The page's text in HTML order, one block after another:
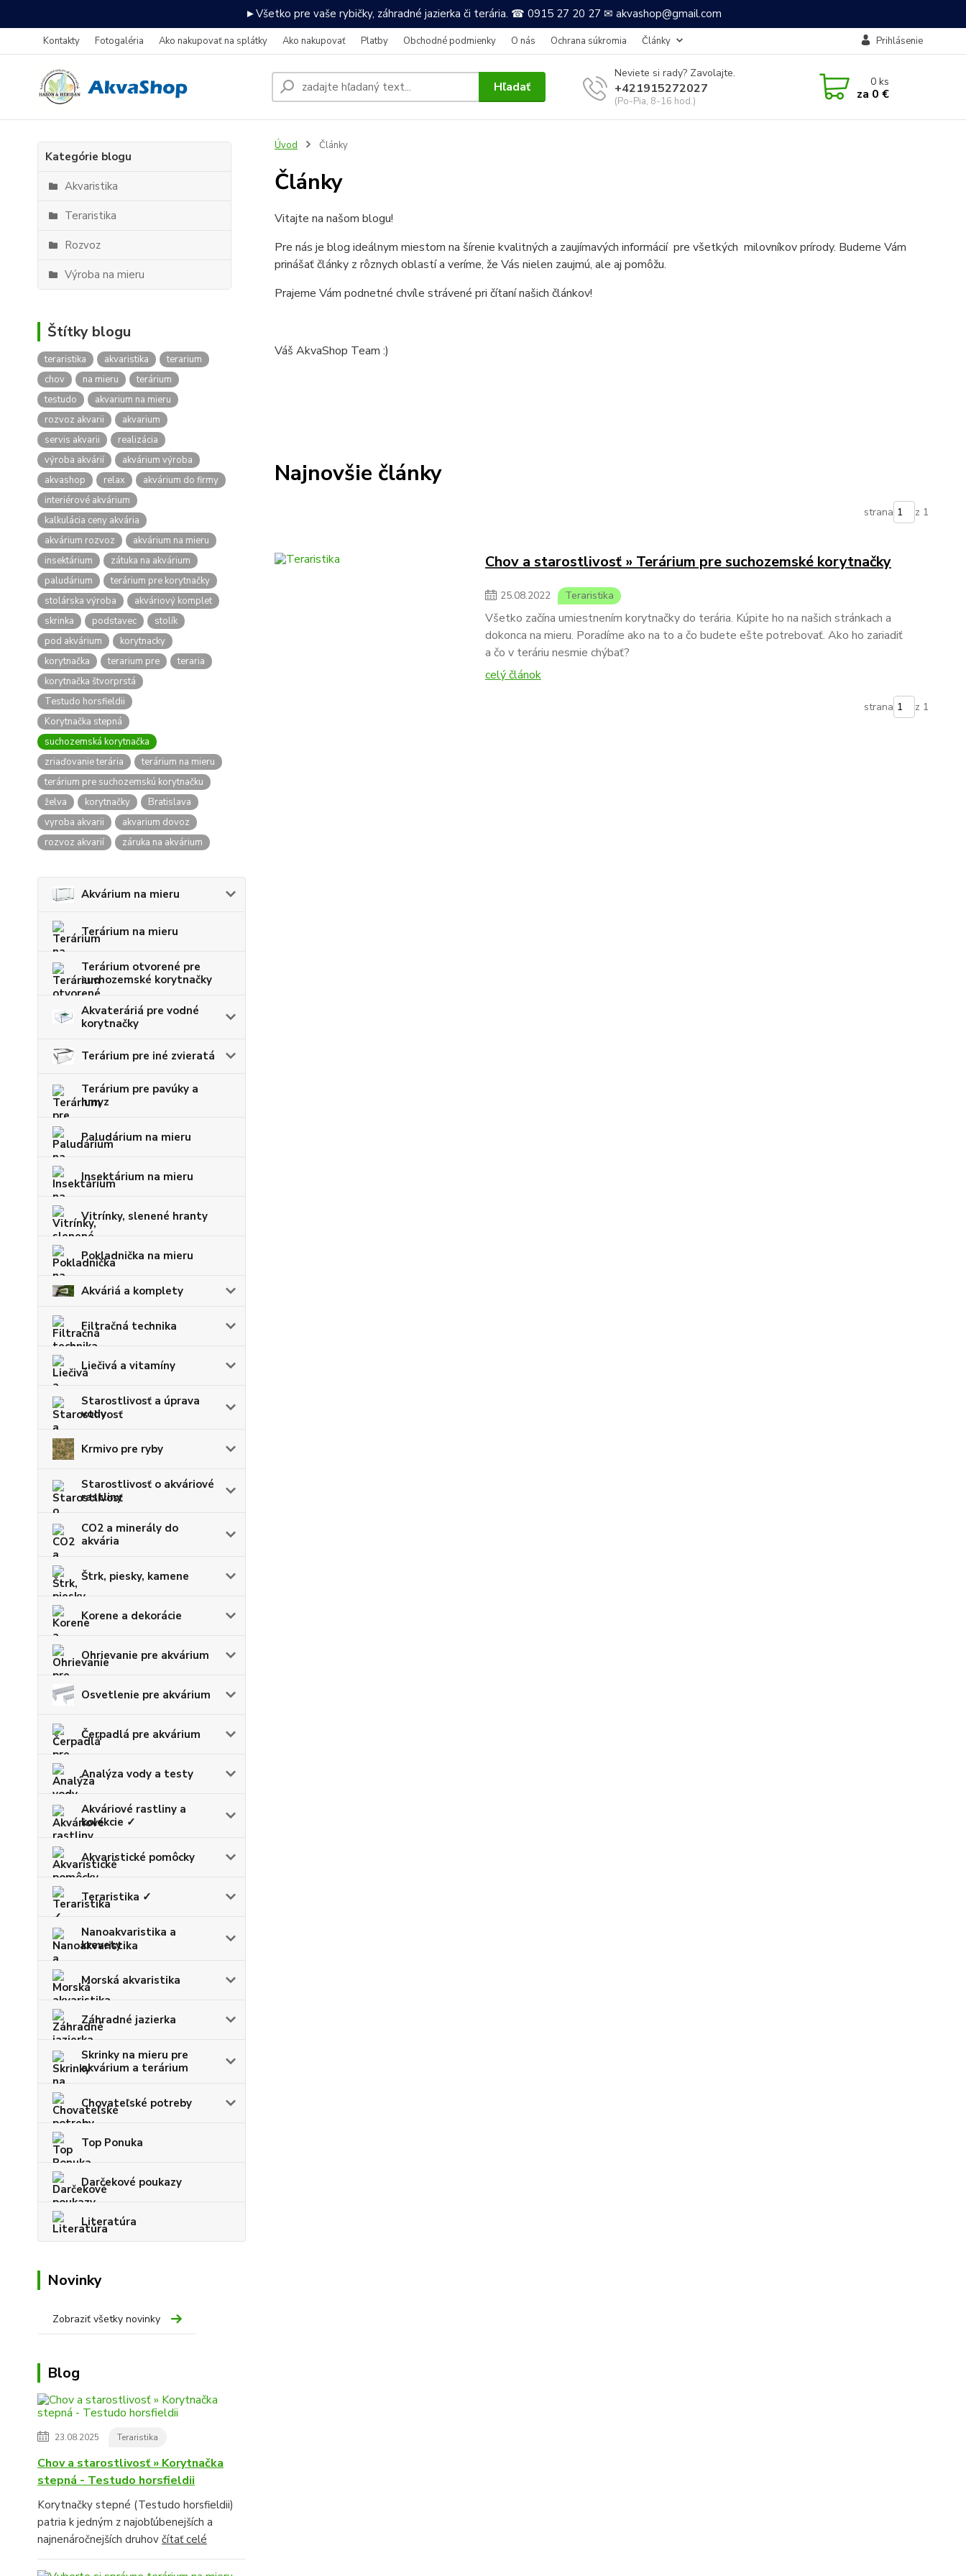
►Všetko pre vaše rybičky, záhradné jazierka či terária. ☎ 0915 27 20 27 ✉ akvashop@gmail.com
Kontakty Fotogaléria Ako nakupovať na splátky Ako nakupovať Platby Obchodné podmienky O nás Ochrana súkromia Články Prihlásenie
Hľadať
Neviete si rady? Zavolajte.
+421915272027
(Po-Pia, 8-16 hod.)
0ks
za 0 €
Kategórie blogu
Akvaristika
Teraristika
Rozvoz
Výroba na mieru
Štítky blogu
teraristika akvaristika
terarium
chov
na mieru
terárium
testudo
akvarium na mieru
rozvoz akvarii
akvarium
servis akvarii
realizácia
výroba akvárií
akvárium výroba
akvashop
relax
akvárium do firmy
interiérové akvárium
kalkulácia ceny akvária
akvárium rozvoz
akvárium na mieru
insektárium
zátuka na akvárium
paludárium
terárium pre korytnačky
stolárska výroba
akváriový komplet
skrinka
podstavec
stolík
pod akvárium
korytnacky
korytnačka
terarium pre
teraria
korytnačka štvorprstá
Testudo horsfieldii
Korytnačka stepná
suchozemská korytnačka
zriaďovanie terária
terárium na mieru
terárium pre suchozemskú korytnačku
želva
korytnačky
Bratislava
vyroba akvarii
akvarium dovoz
rozvoz akvarií
záruka na akvárium
Akvárium na mieru
Terárium na mieru
Terárium otvorené pre
suchozemské korytnačky
Akvateráriá pre vodné
korytnačky
Terárium pre iné zvieratá
Terárium pre pavúky a
hmyz
Paludárium na mieru
Insektárium na mieru
Vitrínky, slenené hranty
Pokladnička na mieru
Akváriá a komplety
Filtračná technika
Liečivá a vitamíny
Starostlivosť a úprava
vody
Krmivo pre ryby
Starostlivosť o akváriové
rastliny
CO2 a minerály do
akvária
Štrk, piesky, kamene
Korene a dekorácie
Ohrievanie pre akvárium
Osvetlenie pre akvárium
Čerpadlá pre akvárium
Analýza vody a testy
Akváriové rastliny a
kolekcie ✓
Akvaristické pomôcky
Teraristika ✓
Nanoakvaristika a
krevety
Morská akvaristika
Záhradné jazierka
Skrinky na mieru pre
akvárium a terárium
Chovateľské potreby
Top Ponuka
Darčekové poukazy
Literatúra
Novinky
Zobraziť všetky novinky
Blog
23.08.2025 Teraristika
Chov a starostlivosť » Korytnačka
stepná - Testudo horsfieldii
Korytnačky stepné (Testudo horsfieldii)
patria k jedným z najobľúbenejších a
najnenáročnejších druhov čítať celé
Úvod Články
Články
Vitajte na našom blogu!
Pre nás je blog ideálnym miestom na šírenie kvalitných a zaujímavých informácií pre všetkých milovníkov prírody. Budeme Vám
prinášať články z rôznych oblastí a veríme, že Vás nielen zaujmú, ale aj pomôžu.
Prajeme Vám podnetné chvíle strávené pri čítaní našich článkov!
Váš AkvaShop Team :)
Najnovšie články
strana z 1
Chov a starostlivosť » Terárium pre suchozemské korytnačky
25.08.2022 Teraristika
Všetko začína umiestnením korytnačky do terária. Kúpite ho na našich stránkach a
dokonca na mieru. Poradíme ako na to a čo budete ešte potrebovať. Ako ho zariadiť
a čo v teráriu nesmie chýbať?
celý článok
strana z 1